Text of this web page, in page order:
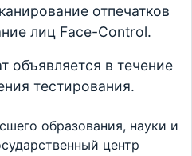
отпечатков
лиц Face-Control.
объявляется в течение
тестирования.
образования, науки и
центр